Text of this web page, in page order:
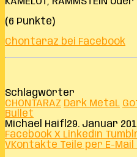
(6 Punkte)
Chontaraz bei Facebook
Schlagwörter
CHONTARAZ Dark MetaL
Bullet
Michael Haifl 29. Januar
Facebook X LinkedIn
VKontakte Teile per E-Mail